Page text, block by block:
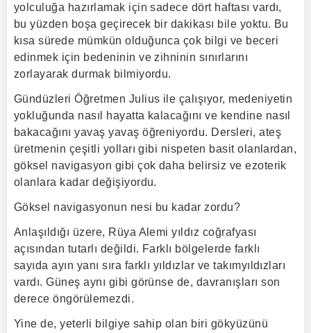
yolculuğa hazırlamak için sadece dört haftası vardı,
bu yüzden boşa geçirecek bir dakikası bile yoktu. Bu
kısa sürede mümkün olduğunca çok bilgi ve beceri
edinmek için bedeninin ve zihninin sınırlarını
zorlayarak durmak bilmiyordu.
Gündüzleri Öğretmen Julius ile çalışıyor, medeniyetin
yokluğunda nasıl hayatta kalacağını ve kendine nasıl
bakacağını yavaş yavaş öğreniyordu. Dersleri, ateş
üretmenin çeşitli yolları gibi nispeten basit olanlardan,
göksel navigasyon gibi çok daha belirsiz ve ezoterik
olanlara kadar değişiyordu.
Göksel navigasyonun nesi bu kadar zordu?
Anlaşıldığı üzere, Rüya Alemi yıldız coğrafyası
açısından tutarlı değildi. Farklı bölgelerde farklı
sayıda ayın yanı sıra farklı yıldızlar ve takımyıldızları
vardı. Güneş aynı gibi görünse de, davranışları son
derece öngörülemezdi.
Yine de, yeterli bilgiye sahip olan biri gökyüzünü